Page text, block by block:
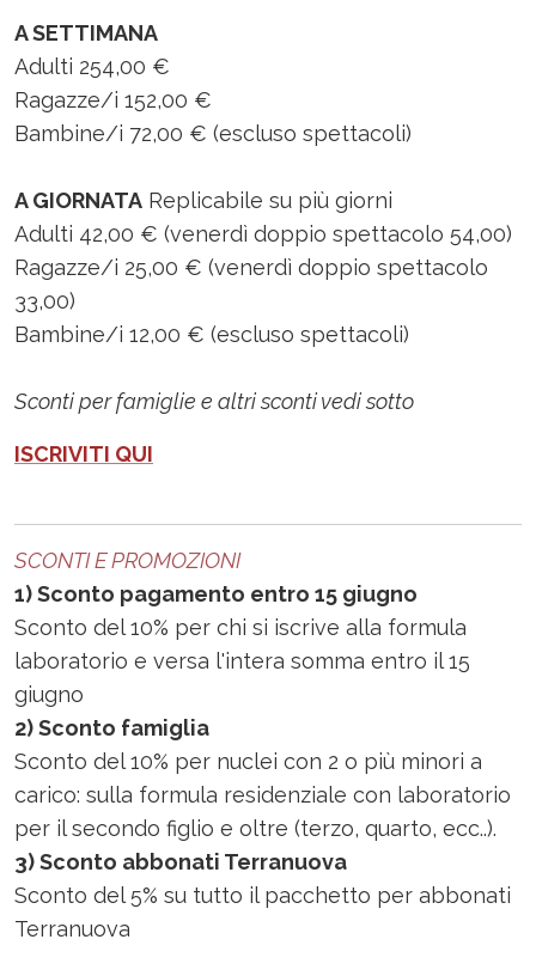
A SETTIMANA
Adulti 254,00 €
Ragazze/i 152,00 €
Bambine/i 72,00 € (escluso spettacoli)
A GIORNATA Replicabile su più giorni
Adulti 42,00 € (venerdì doppio spettacolo 54,00)
Ragazze/i 25,00 € (venerdì doppio spettacolo
33,00)
Bambine/i 12,00 € (escluso spettacoli)
Sconti per famiglie e altri sconti vedi sotto
ISCRIVITI QUI
SCONTI E PROMOZIONI
1) Sconto pagamento entro 15 giugno
Sconto del 10% per chi si iscrive alla formula
laboratorio e versa l'intera somma entro il 15
giugno
2) Sconto famiglia
Sconto del 10% per nuclei con 2 o più minori a
carico: sulla formula residenziale con laboratorio
per il secondo figlio e oltre (terzo, quarto, ecc..).
3) Sconto abbonati Terranuova
Sconto del 5% su tutto il pacchetto per abbonati
Terranuova